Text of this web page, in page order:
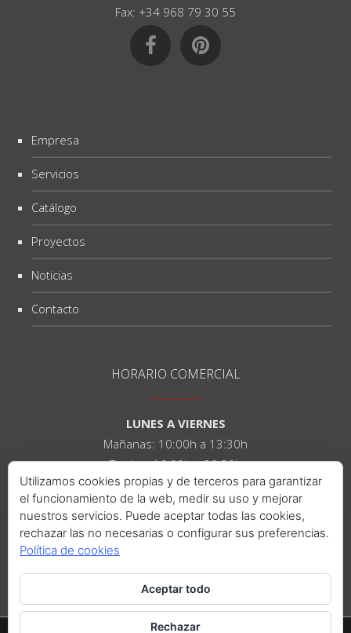
Fax: +34 968 79 30 55
Empresa
Servicios
Catálogo
Proyectos
Noticias
Contacto
HORARIO COMERCIAL
LUNES A VIERNES
Mañanas: 10:00h a 13:30h
Tardes: 16:00h a 20:30h
SÁBADOS
Mañanas: 10:00h a 14:00h
Tardes: 16:00h a 21:00h
Utilizamos cookies propias y de terceros para garantizar
el funcionamiento de la web, medir su uso y mejorar
nuestros servicios. Puede aceptar todas las cookies,
rechazar las no necesarias o configurar sus preferencias.
Política de cookies
Aceptar todo
Rechazar